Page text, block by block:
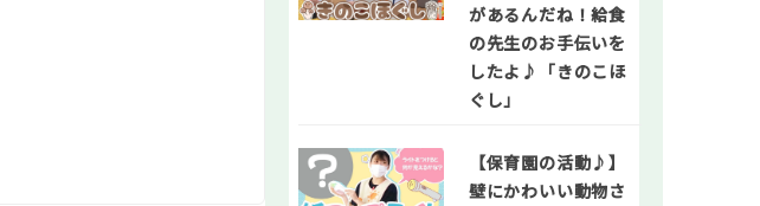
があるんだね！給食
の先生のお手伝いを
したよ♪「きのこほ
ぐし」
【保育園の活動♪】
壁にかわいい動物さ